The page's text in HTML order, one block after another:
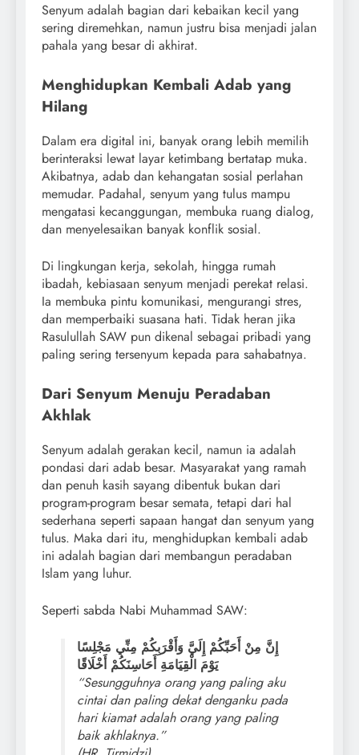
Senyum adalah bagian dari kebaikan kecil yang
sering diremehkan, namun justru bisa menjadi jalan
pahala yang besar di akhirat.
Menghidupkan Kembali Adab yang
Hilang
Dalam era digital ini, banyak orang lebih memilih
berinteraksi lewat layar ketimbang bertatap muka.
Akibatnya, adab dan kehangatan sosial perlahan
memudar. Padahal, senyum yang tulus mampu
mengatasi kecanggungan, membuka ruang dialog,
dan menyelesaikan banyak konflik sosial.
Di lingkungan kerja, sekolah, hingga rumah
ibadah, kebiasaan senyum menjadi perekat relasi.
Ia membuka pintu komunikasi, mengurangi stres,
dan memperbaiki suasana hati. Tidak heran jika
Rasulullah SAW pun dikenal sebagai pribadi yang
paling sering tersenyum kepada para sahabatnya.
Dari Senyum Menuju Peradaban
Akhlak
Senyum adalah gerakan kecil, namun ia adalah
pondasi dari adab besar. Masyarakat yang ramah
dan penuh kasih sayang dibentuk bukan dari
program-program besar semata, tetapi dari hal
sederhana seperti sapaan hangat dan senyum yang
tulus. Maka dari itu, menghidupkan kembali adab
ini adalah bagian dari membangun peradaban
Islam yang luhur.
Seperti sabda Nabi Muhammad SAW:
إِنَّ مِنْ أَحَبِّكُمْ إِلَيَّ وَأَقْرَبِكُمْ مِنِّي مَجْلِسًا
يَوْمَ الْقِيَامَةِ أَحَاسِنَكُمْ أَخْلَاقًا
“Sesungguhnya orang yang paling aku
cintai dan paling dekat denganku pada
hari kiamat adalah orang yang paling
baik akhlaknya.”